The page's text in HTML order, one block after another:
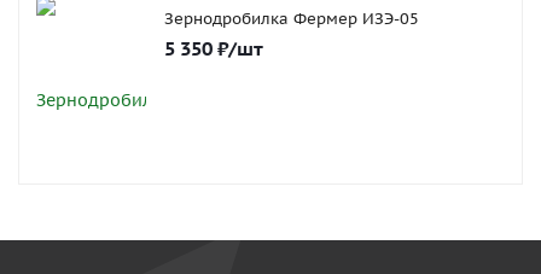
Зернодробилка Фермер ИЗЭ-05
5 350 ₽/шт